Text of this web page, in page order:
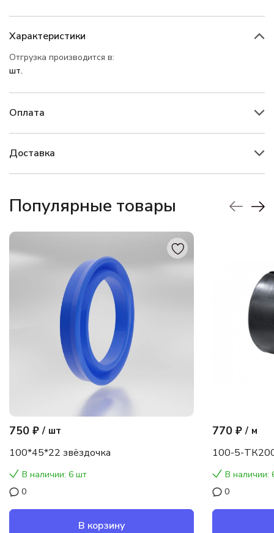
Характеристики
Отгрузка производится в:
шт.
Оплата
Доставка
Популярные товары
750 ₽ / шт
100*45*22 звёздочка
В наличии: 6 шт
0
В корзину
770 ₽ / м
100-5-
В наличии:
0